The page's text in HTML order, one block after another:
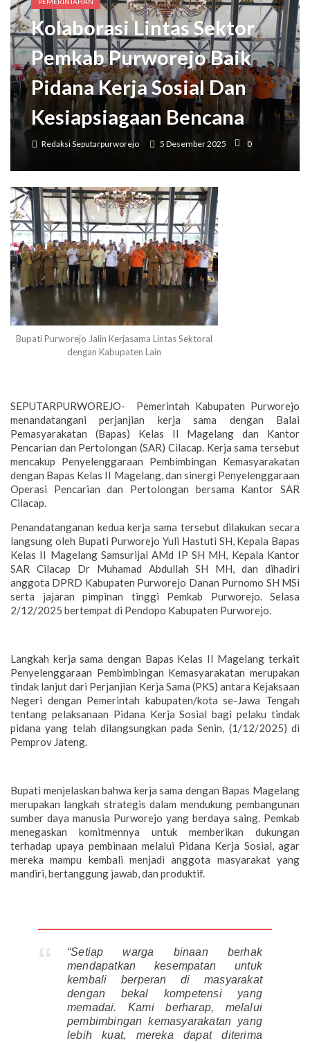
Bupati Purworejo Mengajak Masyarakat Wujudkan Lingkungan Ramah Anak Sejak
Kolaborasi Lintas Sektor
Pemkab Purworejo Baik
Pidana Kerja Sosial Dan
Kesiapsiagaan Bencana
Redaksi Seputarpurworejo 5 Desember 2025 0
Bupati Purworejo Jalin Kerjasama Lintas Sektoral
dengan Kabupaten Lain
SEPUTARPURWOREJO- Pemerintah Kabupaten Purworejo
menandatangani perjanjian kerja sama dengan Balai
Pemasyarakatan (Bapas) Kelas II Magelang dan Kantor
Pencarian dan Pertolongan (SAR) Cilacap. Kerja sama tersebut
mencakup Penyelenggaraan Pembimbingan Kemasyarakatan
dengan Bapas Kelas II Magelang, dan sinergi Penyelenggaraan
Operasi Pencarian dan Pertolongan bersama Kantor SAR
Cilacap.
Penandatanganan kedua kerja sama tersebut dilakukan secara
langsung oleh Bupati Purworejo Yuli Hastuti SH, Kepala Bapas
Kelas II Magelang Samsurijal AMd IP SH MH, Kepala Kantor
SAR Cilacap Dr Muhamad Abdullah SH MH, dan dihadiri
anggota DPRD Kabupaten Purworejo Danan Purnomo SH MSi
serta jajaran pimpinan tinggi Pemkab Purworejo. Selasa
2/12/2025 bertempat di Pendopo Kabupaten Purworejo.
Langkah kerja sama dengan Bapas Kelas II Magelang terkait
Penyelenggaraan Pembimbingan Kemasyarakatan merupakan
tindak lanjut dari Perjanjian Kerja Sama (PKS) antara Kejaksaan
Negeri dengan Pemerintah kabupaten/kota se-Jawa Tengah
tentang pelaksanaan Pidana Kerja Sosial bagi pelaku tindak
pidana yang telah dilangsungkan pada Senin, (1/12/2025) di
Pemprov Jateng.
Bupati menjelaskan bahwa kerja sama dengan Bapas Magelang
merupakan langkah strategis dalam mendukung pembangunan
sumber daya manusia Purworejo yang berdaya saing. Pemkab
menegaskan komitmennya untuk memberikan dukungan
terhadap upaya pembinaan melalui Pidana Kerja Sosial, agar
mereka mampu kembali menjadi anggota masyarakat yang
mandiri, bertanggung jawab, dan produktif.
“Setiap warga binaan berhak
mendapatkan kesempatan untuk
kembali berperan di masyarakat
dengan bekal kompetensi yang
memadai. Kami berharap, melalui
pembimbingan kemasyarakatan yang
lebih kuat, mereka dapat diterima